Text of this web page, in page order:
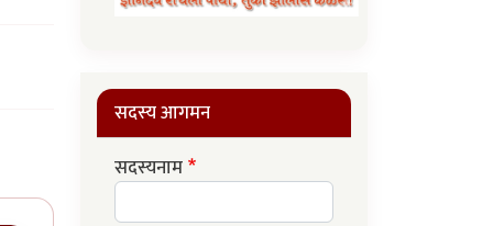
सदस्य आगमन
सदस्यनाम